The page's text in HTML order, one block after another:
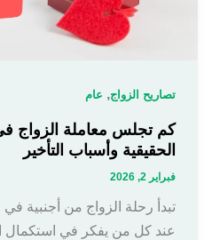
تصاريح الزواج, عام
كم تجلس معاملة الزواج
الحقيقية وأسباب التأخير
فبراير 2, 2026
تبدأ رحلة الزواج من أجنبية
عند كل من يفكر في استكمال